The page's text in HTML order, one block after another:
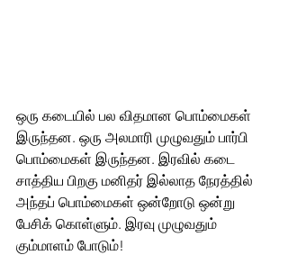
ஒரு கடையில் பல விதமான பொம்மைகள்
இருந்தன. ஒரு அலமாரி முழுவதும் பார்பி
பொம்மைகள் இருந்தன. இரவில் கடை
சாத்திய பிறகு மனிதர் இல்லாத நேரத்தில்
அந்தப் பொம்மைகள் ஒன்றோடு ஒன்று
பேசிக் கொள்ளும். இரவு முழுவதும்
கும்மாளம் போடும்!